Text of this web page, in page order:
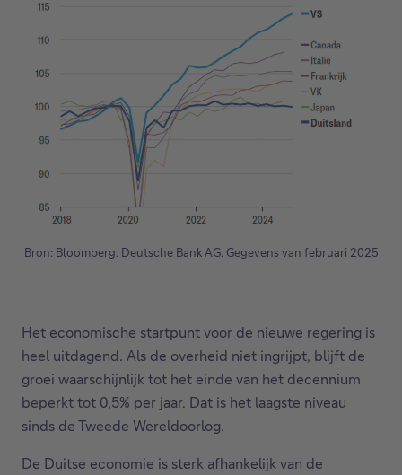
Bron: Bloomberg. Deutsche Bank AG. Gegevens van februari 2025
Het economische startpunt voor de nieuwe regering is
heel uitdagend. Als de overheid niet ingrijpt, blijft de
groei waarschijnlijk tot het einde van het decennium
beperkt tot 0,5% per jaar. Dat is het laagste niveau
sinds de Tweede Wereldoorlog.
De Duitse economie is sterk afhankelijk van de